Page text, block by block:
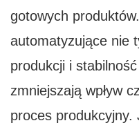
gotowych
automatyzujące nie
produkcji i
zmniejszają wpływ
proces produkcyjny.